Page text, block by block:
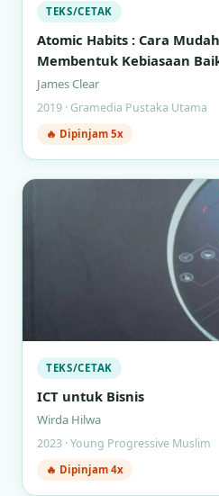
TEKS/CETAK
Atomic Habits : Cara
Membentuk Kebiasaan
Kebiasaan Buruk
James Clear
2019 · Gramedia Pustaka Utama
🔥 Dipinjam 5x
TEKS/CETAK
ICT untuk Bisnis
Wirda Hilwa
2023 · Young Progressive Muslim
🔥 Dipinjam 4x